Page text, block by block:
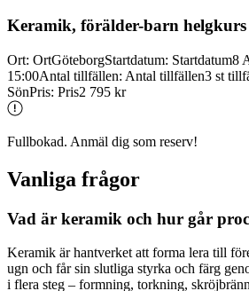
Keramik, förälder-barn helgkurs
Ort: OrtGöteborgStartdatum: Startdatum8
15:00Antal tillfällen: Antal tillfällen3 st
SönPris: Pris2 795 kr
Fullbokad. Anmäl dig som reserv!
Vanliga frågor
Vad är keramik och hur går
Keramik är hantverket att forma lera till
ugn och får sin slutliga styrka och färg
i flera steg – formning, torkning,